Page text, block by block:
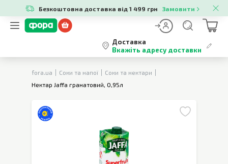
Безкоштовна доставка від 1 499 грн Замовити
Доставка
Вкажіть адресу доставки
fora.ua Соки та напої
Соки та нектари
Нектар Jaffa гранатовий, 0,95л